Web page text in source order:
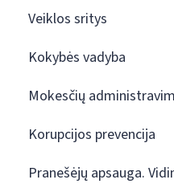
Veiklos sritys
Kokybės vadyba
Mokesčių
Korupcijos prevencija
Pranešėjų apsauga.